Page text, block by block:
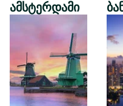
ამსტერდამი